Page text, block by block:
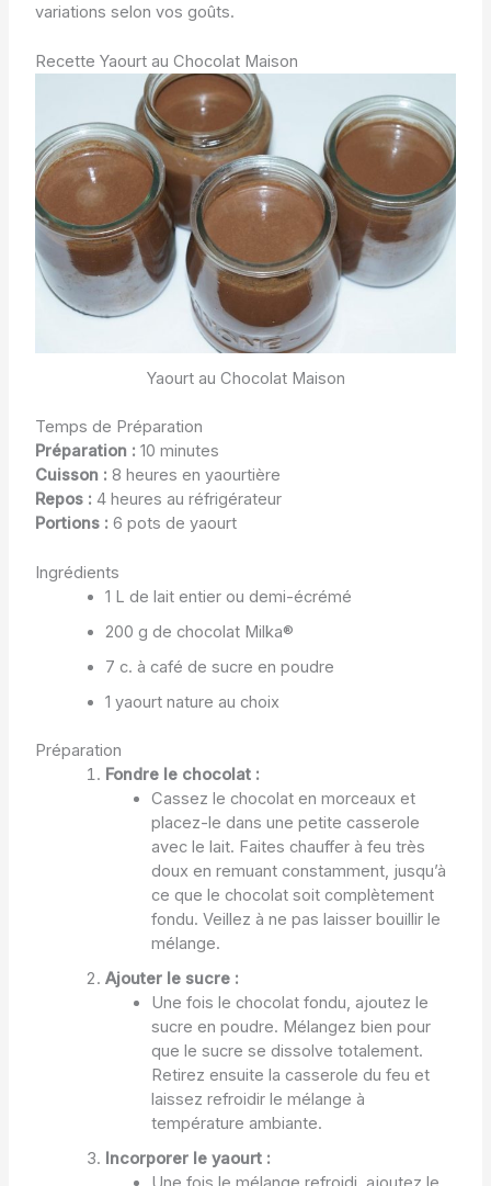
variations selon vos goûts.
Recette Yaourt au Chocolat Maison
Yaourt au Chocolat Maison
Temps de Préparation
Préparation : 10 minutes
Cuisson : 8 heures en yaourtière
Repos : 4 heures au réfrigérateur
Portions : 6 pots de yaourt
Ingrédients
1 L de lait entier ou demi-écrémé
200 g de chocolat Milka®
7 c. à café de sucre en poudre
1 yaourt nature au choix
Préparation
Fondre le chocolat :
Cassez le chocolat en morceaux et
placez-le dans une petite casserole
avec le lait. Faites chauffer à feu très
doux en remuant constamment, jusqu’à
ce que le chocolat soit complètement
fondu. Veillez à ne pas laisser bouillir le
mélange.
Ajouter le sucre :
Une fois le chocolat fondu, ajoutez le
sucre en poudre. Mélangez bien pour
que le sucre se dissolve totalement.
Retirez ensuite la casserole du feu et
laissez refroidir le mélange à
température ambiante.
Incorporer le yaourt :